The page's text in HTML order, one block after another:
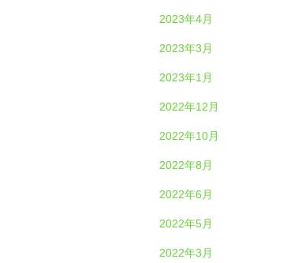
2023年4月
2023年3月
2023年1月
2022年12月
2022年10月
2022年8月
2022年6月
2022年5月
2022年3月